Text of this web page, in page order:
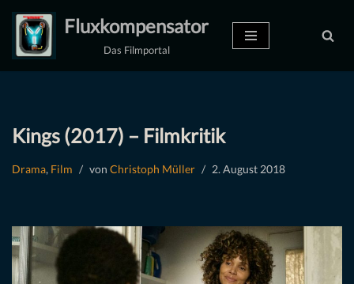
Zum
Inhalt
Fluxkompensator
Das Filmportal
Kings (2017) – Filmkritik
Drama, Film von Christoph Müller 2. August 2018